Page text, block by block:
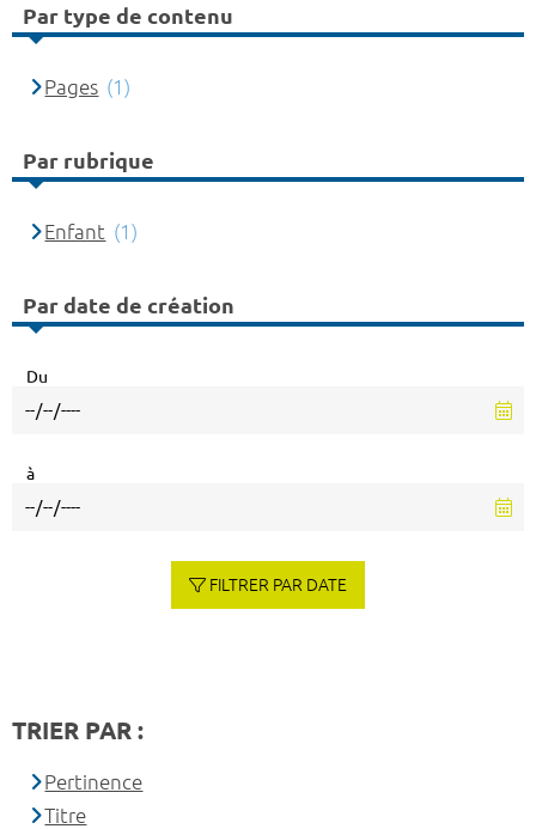
Par type de contenu
Pages (1)
Par rubrique
Enfant (1)
Par date de création
Du
à
FILTRER PAR DATE
TRIER PAR :
Pertinence
Titre